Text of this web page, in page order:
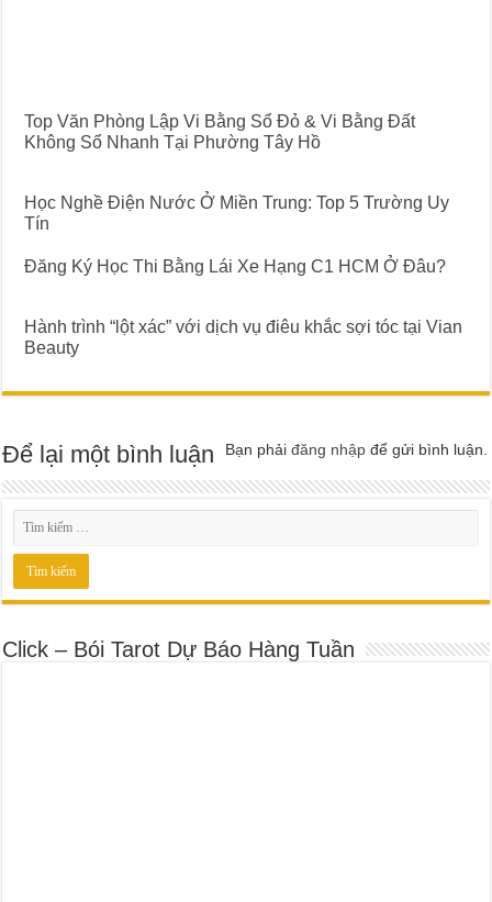
Top Văn Phòng Lập Vi Bằng Sổ Đỏ & Vi Bằng Đất
Không Sổ Nhanh Tại Phường Tây Hồ
Học Nghề Điện Nước Ở Miền Trung: Top 5 Trường Uy
Tín
Đăng Ký Học Thi Bằng Lái Xe Hạng C1 HCM Ở Đâu?
Hành trình “lột xác” với dịch vụ điêu khắc sợi tóc tại Vian
Beauty
Để lại một bình luận Bạn phảiđăng nhập để gửi bình luận.
Click – Bói Tarot Dự Báo Hàng Tuần